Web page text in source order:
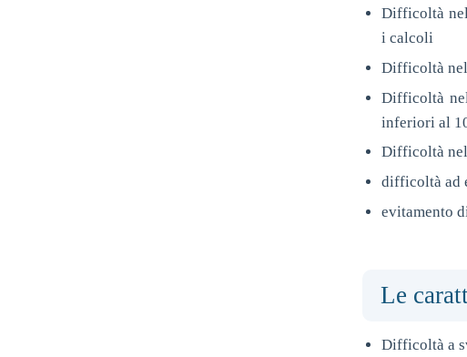
Difficoltà
i calcoli
Difficoltà
Difficoltà
inferiori al
Difficoltà
difficoltà ad
evitamento
Le
Difficoltà a